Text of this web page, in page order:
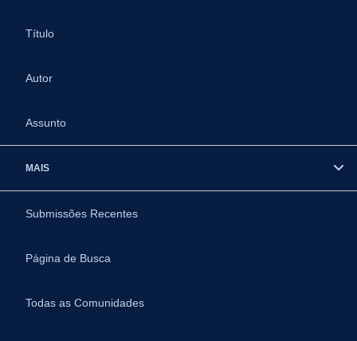
Título
Autor
Assunto
MAIS
Submissões Recentes
Página de Busca
Todas as Comunidades